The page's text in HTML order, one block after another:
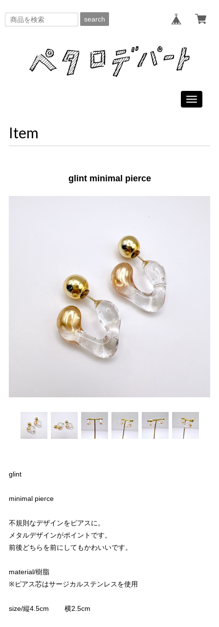
search
Toggle
Item
glint minimal pierce
glint
minimal pierce
不規則なデザインをピアスに。
メタルデザインがポイントです。
前後どちらを前にしてもかわいいです。
material/樹脂
※ピアス芯はサージカルステンレスを使用
size/縦4.5cm 横2.5cm